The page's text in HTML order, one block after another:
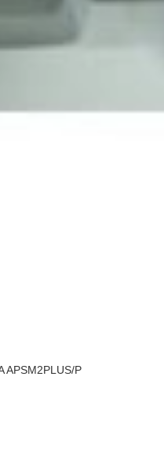
APSM2PLUS/P